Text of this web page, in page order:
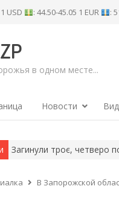
USD : 44.50-45.05 1 EUR :
ZP
в одном месте...
Новости
троє, четверо
В Запорожской